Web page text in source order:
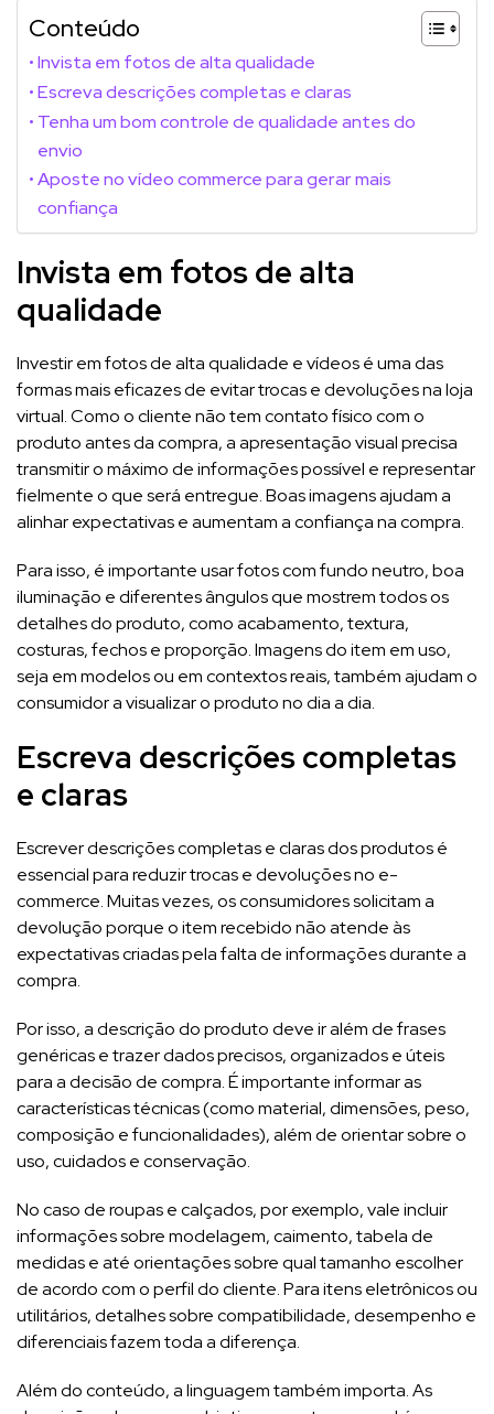
Conteúdo
Invista em fotos de alta qualidade
Escreva descrições completas e claras
Tenha um bom controle de qualidade antes do
envio
Aposte no vídeo commerce para gerar mais
confiança
Invista em fotos de alta
qualidade
Investir em fotos de alta qualidade e vídeos é uma das
formas mais eficazes de evitar trocas e devoluções na loja
virtual. Como o cliente não tem contato físico com o
produto antes da compra, a apresentação visual precisa
transmitir o máximo de informações possível e representar
fielmente o que será entregue. Boas imagens ajudam a
alinhar expectativas e aumentam a confiança na compra.
Para isso, é importante usar fotos com fundo neutro, boa
iluminação e diferentes ângulos que mostrem todos os
detalhes do produto, como acabamento, textura,
costuras, fechos e proporção. Imagens do item em uso,
seja em modelos ou em contextos reais, também ajudam o
consumidor a visualizar o produto no dia a dia.
Escreva descrições completas
e claras
Escrever descrições completas e claras dos produtos é
essencial para reduzir trocas e devoluções no e-
commerce. Muitas vezes, os consumidores solicitam a
devolução porque o item recebido não atende às
expectativas criadas pela falta de informações durante a
compra.
Por isso, a descrição do produto deve ir além de frases
genéricas e trazer dados precisos, organizados e úteis
para a decisão de compra. É importante informar as
características técnicas (como material, dimensões, peso,
composição e funcionalidades), além de orientar sobre o
uso, cuidados e conservação.
No caso de roupas e calçados, por exemplo, vale incluir
informações sobre modelagem, caimento, tabela de
medidas e até orientações sobre qual tamanho escolher
de acordo com o perfil do cliente. Para itens eletrônicos ou
utilitários, detalhes sobre compatibilidade, desempenho e
diferenciais fazem toda a diferença.
Além do conteúdo, a linguagem também importa. As